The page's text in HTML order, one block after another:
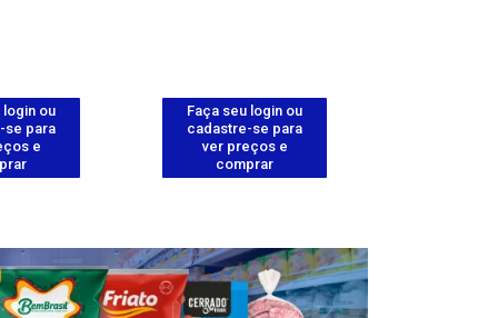
login ou
se para
e
Faça seu login ou
cadastre-se para
ver preços e
comprar